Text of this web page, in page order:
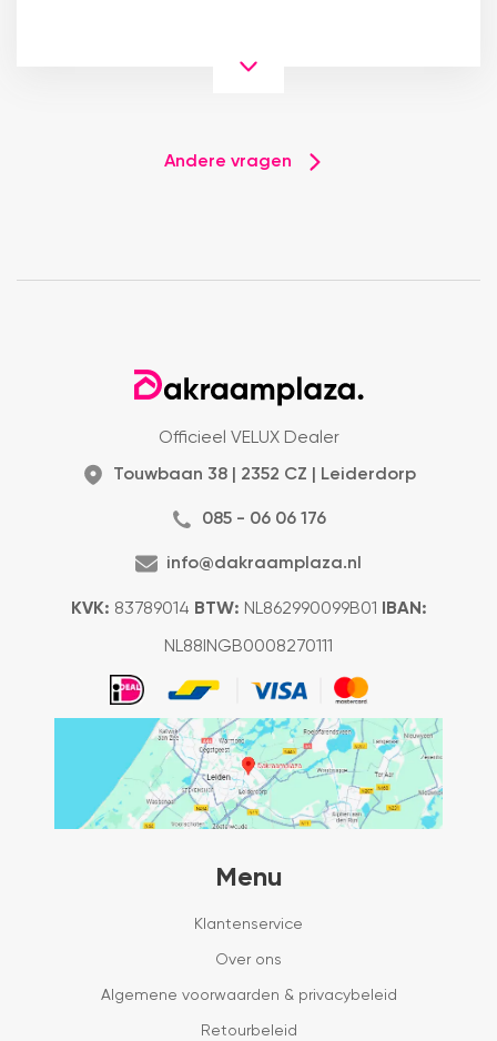
Andere vragen
Officieel VELUX Dealer
Touwbaan 38 | 2352 CZ | Leiderdorp
085 - 06 06 176
info@dakraamplaza.nl
KVK: 83789014 BTW: NL862990099B01 IBAN:
NL88INGB0008270111
Menu
Klantenservice
Over ons
Algemene voorwaarden & privacybeleid
Retourbeleid